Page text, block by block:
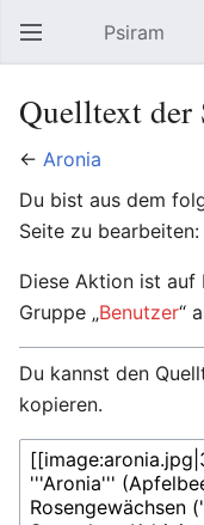
Hauptmenü öffnen Psiram
Quelltext
← Aronia
Du bist aus dem
Seite zu bearbeiten:
Diese Aktion ist auf
Gruppe „Benutzer“
Du kannst den
kopieren.